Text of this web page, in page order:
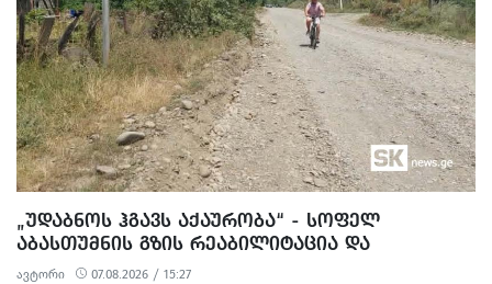
„ᲣᲓᲐᲑᲜᲝᲡ ᲰᲒᲐᲕᲡ ᲐᲥᲐᲣᲠᲝᲑᲐ“ - ᲡᲝᲤᲔᲚ
ᲐᲑᲐᲡᲗᲣᲛᲜᲘᲡ ᲒᲖᲘᲡ ᲠᲔᲐᲑᲘᲚᲘᲢᲐᲪᲘᲐ ᲓᲐ
ᲛᲝᲡᲐᲮᲚᲔᲝᲑᲘᲡ ᲞᲠᲝᲢᲔᲡᲢᲘ
ავტორი 07.08.2026 / 15:27